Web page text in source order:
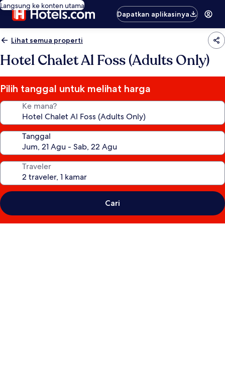
Langsung ke konten utama
Dapatkan aplikasinya
Lihat semua properti
Hotel Chalet Al Foss (Adults Only)
Pilih tanggal untuk melihat harga
Ke mana?
Tanggal
Traveler
Cari